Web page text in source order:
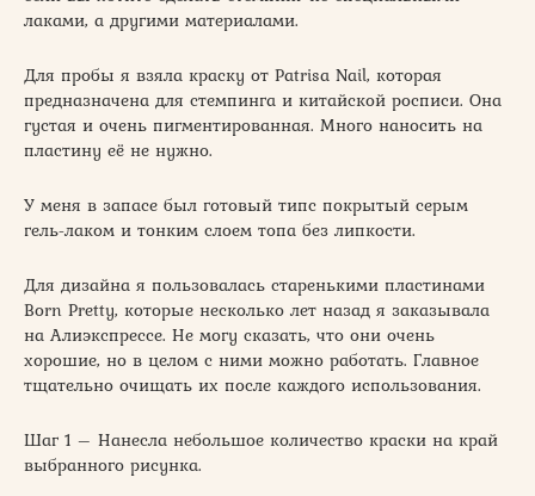
лаками, а другими материалами.
Для пробы я взяла краску от Patrisa Nail, которая
предназначена для стемпинга и китайской росписи. Она
густая и очень пигментированная. Много наносить на
пластину её не нужно.
У меня в запасе был готовый типс покрытый серым
гель-лаком и тонким слоем топа без липкости.
Для дизайна я пользовалась старенькими пластинами
Born Pretty, которые несколько лет назад я заказывала
на Алиэкспрессе. Не могу сказать, что они очень
хорошие, но в целом с ними можно работать. Главное
тщательно очищать их после каждого использования.
Шаг 1 – Нанесла небольшое количество краски на край
выбранного рисунка.